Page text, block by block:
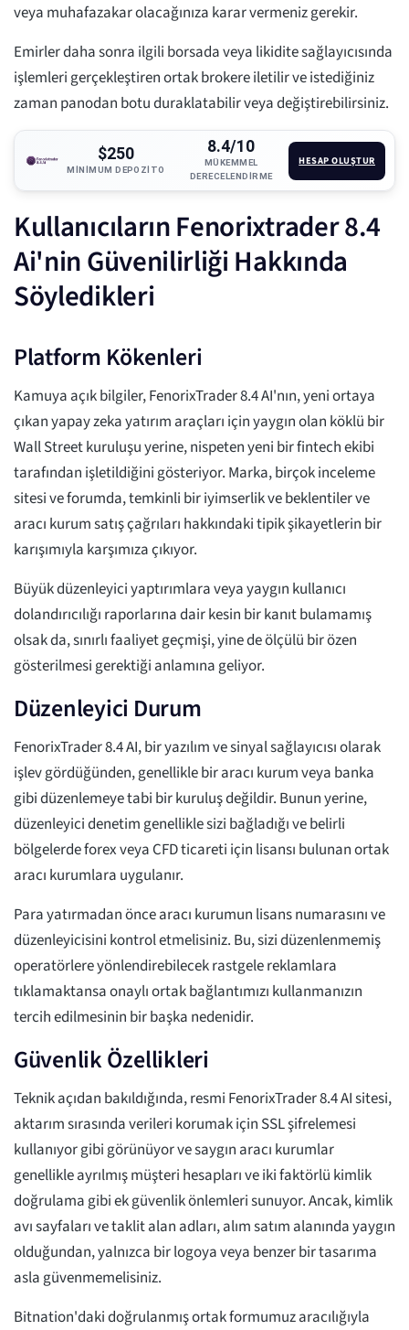
veya muhafazakar olacağınıza karar vermeniz gerekir.
Emirler daha sonra ilgili borsada veya likidite sağlayıcısında
işlemleri gerçekleştiren ortak brokere iletilir ve istediğiniz
zaman panodan botu duraklatabilir veya değiştirebilirsiniz.
$250
MINIMUM DEPOZITO
8.4/10
MÜKEMMEL
DERECELENDIRME
HESAP OLUŞTUR
Kullanıcıların Fenorixtrader 8.4
Ai'nin Güvenilirliği Hakkında
Söyledikleri
Platform Kökenleri
Kamuya açık bilgiler, FenorixTrader 8.4 AI'nın, yeni ortaya
çıkan yapay zeka yatırım araçları için yaygın olan köklü bir
Wall Street kuruluşu yerine, nispeten yeni bir fintech ekibi
tarafından işletildiğini gösteriyor. Marka, birçok inceleme
sitesi ve forumda, temkinli bir iyimserlik ve beklentiler ve
aracı kurum satış çağrıları hakkındaki tipik şikayetlerin bir
karışımıyla karşımıza çıkıyor.
Büyük düzenleyici yaptırımlara veya yaygın kullanıcı
dolandırıcılığı raporlarına dair kesin bir kanıt bulamamış
olsak da, sınırlı faaliyet geçmişi, yine de ölçülü bir özen
gösterilmesi gerektiği anlamına geliyor.
Düzenleyici Durum
FenorixTrader 8.4 AI, bir yazılım ve sinyal sağlayıcısı olarak
işlev gördüğünden, genellikle bir aracı kurum veya banka
gibi düzenlemeye tabi bir kuruluş değildir. Bunun yerine,
düzenleyici denetim genellikle sizi bağladığı ve belirli
bölgelerde forex veya CFD ticareti için lisansı bulunan ortak
aracı kurumlara uygulanır.
Para yatırmadan önce aracı kurumun lisans numarasını ve
düzenleyicisini kontrol etmelisiniz. Bu, sizi düzenlenmemiş
operatörlere yönlendirebilecek rastgele reklamlara
tıklamaktansa onaylı ortak bağlantımızı kullanmanızın
tercih edilmesinin bir başka nedenidir.
Güvenlik Özellikleri
Teknik açıdan bakıldığında, resmi FenorixTrader 8.4 AI sitesi,
aktarım sırasında verileri korumak için SSL şifrelemesi
kullanıyor gibi görünüyor ve saygın aracı kurumlar
genellikle ayrılmış müşteri hesapları ve iki faktörlü kimlik
doğrulama gibi ek güvenlik önlemleri sunuyor. Ancak, kimlik
avı sayfaları ve taklit alan adları, alım satım alanında yaygın
olduğundan, yalnızca bir logoya veya benzer bir tasarıma
asla güvenmemelisiniz.
Bitnation'daki doğrulanmış ortak formumuz aracılığıyla